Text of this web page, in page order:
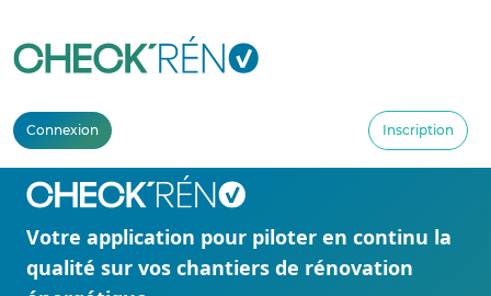
Connexion Inscription
Votre application pour piloter en continu la
qualité sur vos chantiers de rénovation